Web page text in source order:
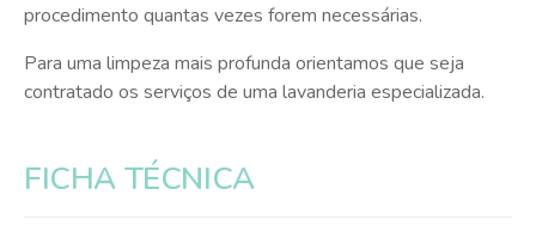
procedimento quantas vezes forem necessárias.
Para uma limpeza mais profunda orientamos que seja
contratado os serviços de uma lavanderia especializada.
FICHA TÉCNICA